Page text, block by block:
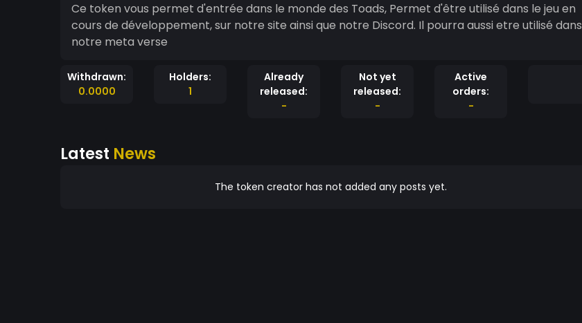
Ce token vous permet d'entrée dans le monde des Toads, Permet d'être utilisé dans le jeu en
cours de développement, sur notre site ainsi que notre Discord. Il pourra aussi etre utilisé dans
notre meta verse
Withdrawn:
0.0000
Holders:
1
Already
released:
-
Not yet
released:
-
Active
orders:
-
Latest News
The token creator has not added any posts yet.